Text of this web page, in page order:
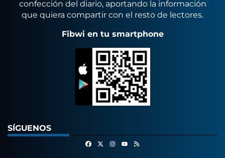
confección del diario, aportando la información
que quiera compartir con el resto de lectores.
Fibwi en tu smartphone
SÍGUENOS
FacebookInstagram